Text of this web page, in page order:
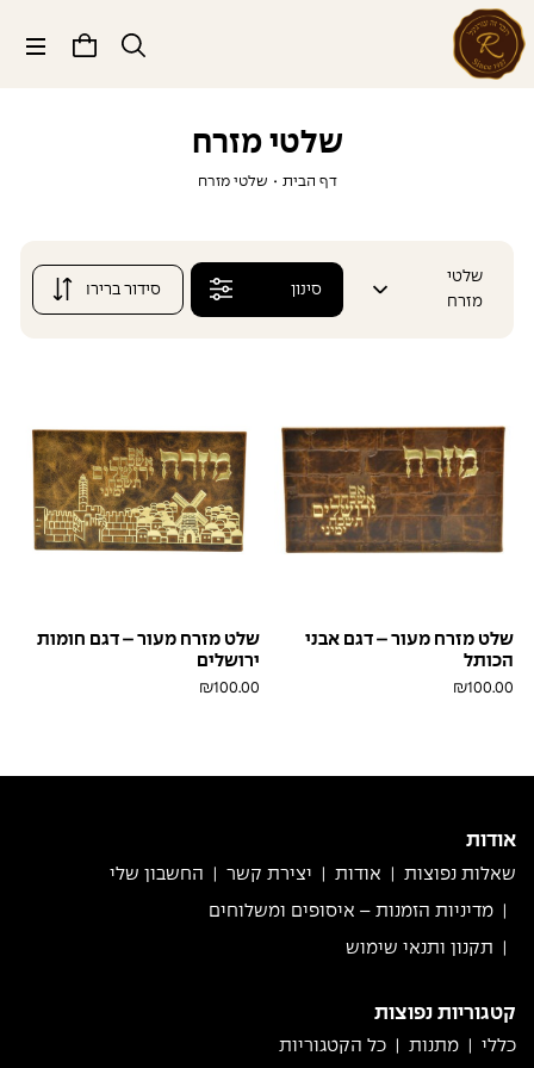
תפריט
שלטי מזרח
דף הבית • שלטי מזרח
שלטי
מזרח
סינון
שלט מזרח מעור – דגם אבני
הכותל
₪100.00
שלט מזרח מעור – דגם חומות
ירושלים
₪100.00
אודות
שאלות נפוצות אודות יצירת קשר החשבון שלי
מדיניות הזמנות – איסופים ומשלוחים
תקנון ותנאי שימוש
קטגוריות נפוצות
כללי מתנות כל הקטגוריות